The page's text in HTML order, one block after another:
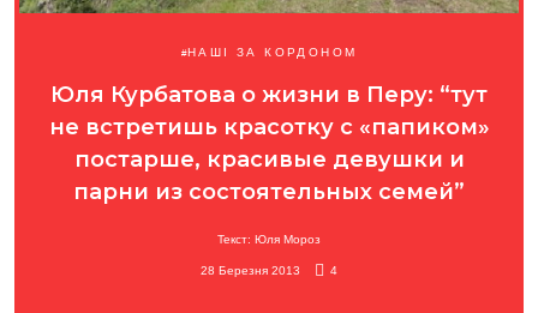
НАШІ ЗА КОРДОНОМ
Юля Курбатова о жизни в Перу: “тут
не встретишь красотку с «папиком»
постарше, красивые девушки и
парни из состоятельных семей”
Текст: Юля Мороз
28 Березня 2013 4